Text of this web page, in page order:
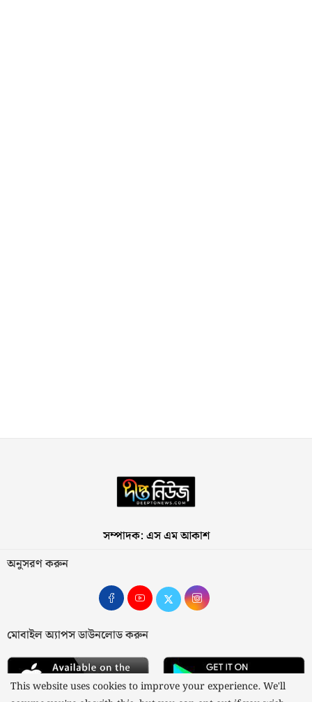
সম্পাদক: এস এম আকাশ
অনুসরণ করুন
মোবাইল অ্যাপস ডাউনলোড করুন
This website uses cookies to improve your experience. We'll